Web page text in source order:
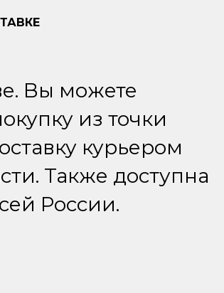
Вы можете
из точки
курьером
Также доступна
России.